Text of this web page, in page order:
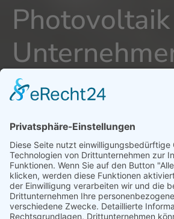
Herrenberg -
Energetische
Sanierung
Maximale
Unternehmen
Willkommen bei Energetische